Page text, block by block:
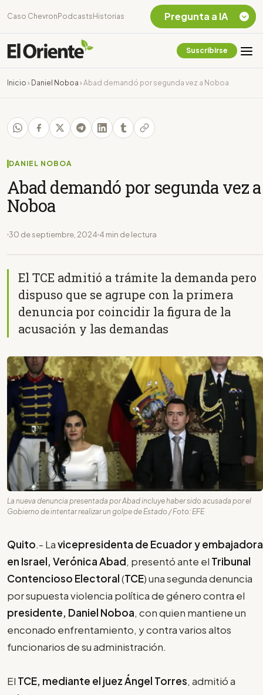
Caso Chevron Podcasts Historias
Suscribirse
Inicio › Daniel Noboa › Abad demandó por segunda vez a Noboa
DANIEL NOBOA
Abad demandó por segunda vez a
Noboa
30 de septiembre, 2024 4 min de lectura
El TCE admitió a trámite la demanda pero
dispuso que se agrupe con la primera
denuncia por coincidir la figura de la
acusación y las demandas
La nueva denuncia presentada por Abad incluye haber sido acusada por el
Gobierno de intentar realizar un golpe de Estado / Foto: EFE
Quito.- Lavicepresidenta de Ecuador y embajadora
en Israel, Verónica Abad, presentó ante el Tribunal
Contencioso Electoral(TCE) una segunda denuncia
por supuesta violencia política de género contra el
presidente, Daniel Noboa, con quien mantiene un
enconado enfrentamiento, y contra varios altos
funcionarios de su administración.
El TCE, mediante el juez Ángel Torres, admitió a
Pregunta a IA
Chevron Ecuador